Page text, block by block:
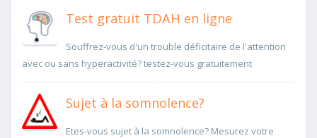
Test gratuit TDAH en ligne
Souffrez-vous d'un trouble déficitaire de l'attention
avec ou sans hyperactivité? testez-vous gratuitement
Sujet à la somnolence?
Etes-vous sujet à la somnolence? Mesurez votre